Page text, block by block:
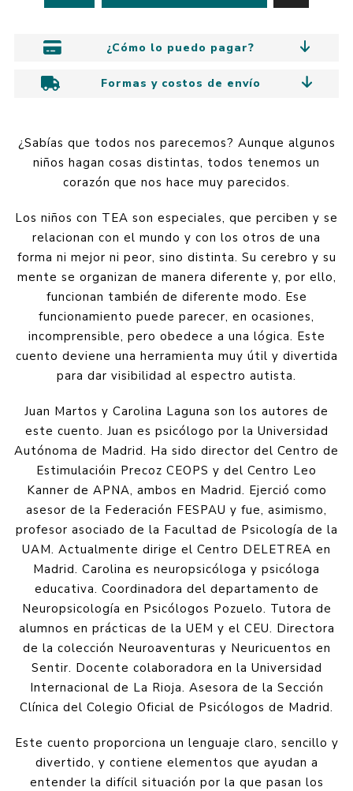
¿Cómo lo puedo pagar?
Formas y costos de envío
¿Sabías que todos nos parecemos? Aunque algunos
niños hagan cosas distintas, todos tenemos un
corazón que nos hace muy parecidos.
Los niños con TEA son especiales, que perciben y se
relacionan con el mundo y con los otros de una
forma ni mejor ni peor, sino distinta. Su cerebro y su
mente se organizan de manera diferente y, por ello,
funcionan también de diferente modo. Ese
funcionamiento puede parecer, en ocasiones,
incomprensible, pero obedece a una lógica. Este
cuento deviene una herramienta muy útil y divertida
para dar visibilidad al espectro autista.
Juan Martos y Carolina Laguna son los autores de
este cuento. Juan es psicólogo por la Universidad
Autónoma de Madrid. Ha sido director del Centro de
Estimulacióin Precoz CEOPS y del Centro Leo
Kanner de APNA, ambos en Madrid. Ejerció como
asesor de la Federación FESPAU y fue, asimismo,
profesor asociado de la Facultad de Psicología de la
UAM. Actualmente dirige el Centro DELETREA en
Madrid. Carolina es neuropsicóloga y psicóloga
educativa. Coordinadora del departamento de
Neuropsicología en Psicólogos Pozuelo. Tutora de
alumnos en prácticas de la UEM y el CEU. Directora
de la colección Neuroaventuras y Neuricuentos en
Sentir. Docente colaboradora en la Universidad
Internacional de La Rioja. Asesora de la Sección
Clínica del Colegio Oficial de Psicólogos de Madrid.
Este cuento proporciona un lenguaje claro, sencillo y
divertido, y contiene elementos que ayudan a
entender la difícil situación por la que pasan los